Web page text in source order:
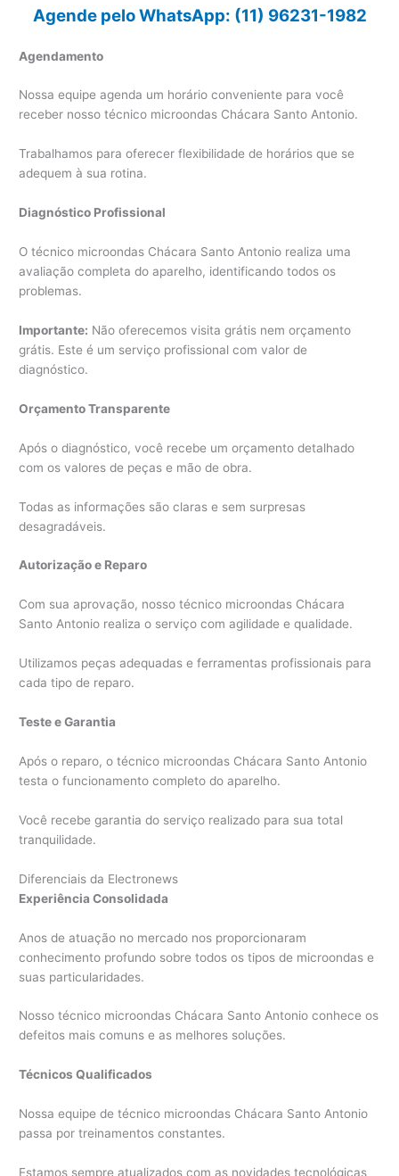
Agende pelo WhatsApp: (11) 96231-1982
Agendamento
Nossa equipe agenda um horário conveniente para você
receber nosso técnico microondas Chácara Santo Antonio.
Trabalhamos para oferecer flexibilidade de horários que se
adequem à sua rotina.
Diagnóstico Profissional
O técnico microondas Chácara Santo Antonio realiza uma
avaliação completa do aparelho, identificando todos os
problemas.
Importante: Não oferecemos visita grátis nem orçamento
grátis. Este é um serviço profissional com valor de
diagnóstico.
Orçamento Transparente
Após o diagnóstico, você recebe um orçamento detalhado
com os valores de peças e mão de obra.
Todas as informações são claras e sem surpresas
desagradáveis.
Autorização e Reparo
Com sua aprovação, nosso técnico microondas Chácara
Santo Antonio realiza o serviço com agilidade e qualidade.
Utilizamos peças adequadas e ferramentas profissionais para
cada tipo de reparo.
Teste e Garantia
Após o reparo, o técnico microondas Chácara Santo Antonio
testa o funcionamento completo do aparelho.
Você recebe garantia do serviço realizado para sua total
tranquilidade.
Diferenciais da Electronews
Experiência Consolidada
Anos de atuação no mercado nos proporcionaram
conhecimento profundo sobre todos os tipos de microondas e
suas particularidades.
Nosso técnico microondas Chácara Santo Antonio conhece os
defeitos mais comuns e as melhores soluções.
Técnicos Qualificados
Nossa equipe de técnico microondas Chácara Santo Antonio
passa por treinamentos constantes.
Estamos sempre atualizados com as novidades tecnológicas